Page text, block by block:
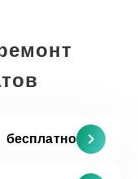
бесплатно